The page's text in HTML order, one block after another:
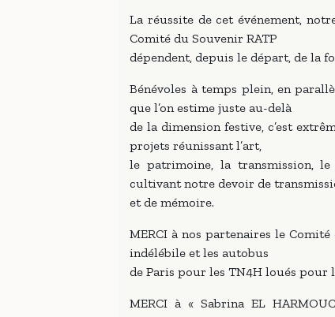
La réussite de cet événement,
Comité du Souvenir RATP
dépendent, depuis le départ, de la
Bénévoles à temps plein, en
que l’on estime juste au-delà
de la dimension festive, c’est
projets réunissant l’art,
le patrimoine, la transmission,
cultivant notre devoir de
et de mémoire.
MERCI à nos partenaires le
indélébile et les autobus
de Paris pour les TN4H loués pour
MERCI à « Sabrina EL